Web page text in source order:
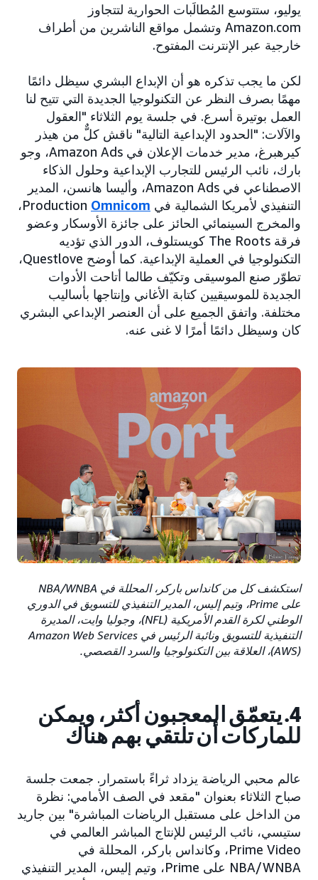
يوليو، ستتوسع المُطالَبات الحوارية لتتجاوز
Amazon.com وتشمل مواقع الناشرين من أطراف
خارجية عبر الإنترنت المفتوح.
لكن ما يجب تذكره هو أن الإبداع البشري سيظل دائمًا
مهمًا بصرف النظر عن التكنولوجيا الجديدة التي تتيح لنا
العمل بوتيرة أسرع. في جلسة يوم الثلاثاء "العقول
والآلات: "الحدود الإبداعية التالية" ناقش كلٌّ من هيذر
كيرهبرغ، مدير خدمات الإعلان في Amazon Ads، وجو
بارك، نائب الرئيس للتجارب الإبداعية وحلول الذكاء
الاصطناعي في Amazon Ads، وأليسا هانسن، المدير
التنفيذي لأمريكا الشمالية في Omnicom‏
Production،
والمخرج السينمائي الحائز على جائزة الأوسكار وعضو
فرقة The Roots كويستلوف، الدور الذي تؤديه
التكنولوجيا في العملية الإبداعية. كما أوضح Questlove،
تطوّر صنع الموسيقى وتكيّف طالما أتاحت الأدوات
الجديدة للموسيقيين كتابة الأغاني وإنتاجها بأساليب
مختلفة. واتفق الجميع على أن العنصر الإبداعي البشري
كان وسيظل دائمًا أمرًا لا غنى عنه.
استكشف كل من كانداس باركر، المحللة في NBA/WNBA
على Prime، وتيم إليس، المدير التنفيذي للتسويق في الدوري
الوطني لكرة القدم الأمريكية (NFL)، وجوليا وايت، المديرة
التنفيذية للتسويق ونائبة الرئيس في Amazon Web Services
‏(AWS)، العلاقة بين التكنولوجيا والسرد القصصي.
4. يتعمّق المعجبون أكثر، ويمكن
للماركات أن تلتقي بهم هناك
عالم محبي الرياضة يزداد ثراءً باستمرار. جمعت جلسة
صباح الثلاثاء بعنوان "مقعد في الصف الأمامي: نظرة
من الداخل على مستقبل الرياضات المباشرة" بين جاريد
ستيسي، نائب الرئيس للإنتاج المباشر العالمي في
Prime Video، وكانداس باركر، المحللة في
NBA/WNBA على Prime، وتيم إليس، المدير التنفيذي